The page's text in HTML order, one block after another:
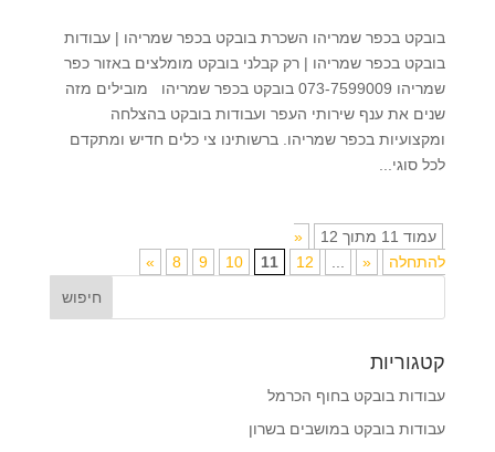
בובקט בכפר שמריהו השכרת בובקט בכפר שמריהו | עבודות
בובקט בכפר שמריהו | רק קבלני בובקט מומלצים באזור כפר
שמריהו 073-7599009 בובקט בכפר שמריהו מובילים מזה
שנים את ענף שירותי העפר ועבודות בובקט בהצלחה
ומקצועיות בכפר שמריהו. ברשותינו צי כלים חדיש ומתקדם
לכל סוגי...
עמוד 11 מתוך 12
«
להתחלה
«
...
8 9 10 11 12
»
קטגוריות
עבודות בובקט בחוף הכרמל
עבודות בובקט במושבים בשרון